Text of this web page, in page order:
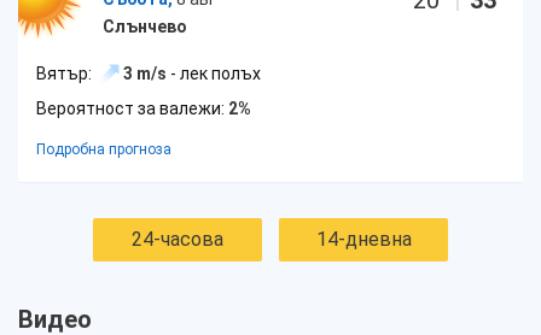
Слънчево
Вятър: 3 m/s - лек полъх
Вероятност за валежи: 2%
Подробна прогноза
24-часова 14-дневна
Видео